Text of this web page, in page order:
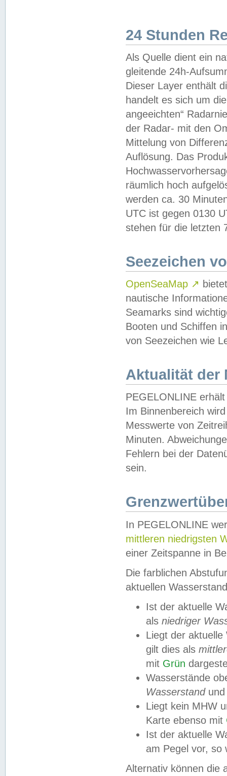
24 Stunden
Als Quelle dient ein
gleitende 24h-
Dieser Layer enthält
handelt es sich um
angeeichten“
der Radar- mit den
Mittelung von
Auflösung. Das
räumlich hoch
werden ca. 30
UTC ist gegen 0130
stehen für die letzten
Seezeichen
OpenSeaMap ↗
nautische
Seamarks sind
Booten und Schiffen
von Seezeichen wie
Aktualität der
PEGELONLINE
Im Binnenbereich
Messwerte von
Minuten.
Fehlern bei der
sein.
In PEGELONLINE
mittleren niedrigsten
einer Zeitspanne in
Die farblichen
aktuellen
Ist der aktuelle
als niedriger
Liegt der
gilt dies als
mit Grün
Wasserstände
Wasserstandund
Liegt kein MHW
Karte ebenso mit
Ist der aktuelle
am Pegel vor,
Alternativ können die